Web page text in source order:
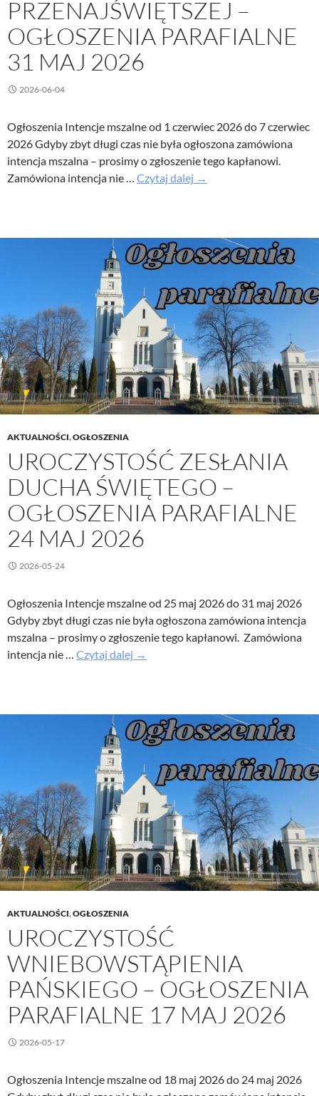
PRZENAJŚWIĘTSZEJ –
OGŁOSZENIA PARAFIALNE
31 MAJ 2026
2026-06-04
Ogłoszenia Intencje mszalne od 1 czerwiec 2026 do 7 czerwiec
2026 Gdyby zbyt długi czas nie była ogłoszona zamówiona
intencja mszalna – prosimy o zgłoszenie tego kapłanowi.
Zamówiona intencja nie … Czytaj dalej Uroczystość
Ogłoszenia
parafialne
maj
2026
→
AKTUALNOŚCI,OGŁOSZENIA
UROCZYSTOŚĆ ZESŁANIA
DUCHA ŚWIĘTEGO –
OGŁOSZENIA PARAFIALNE
24 MAJ 2026
2026-05-24
Ogłoszenia Intencje mszalne od 25 maj 2026 do 31 maj 2026
Gdyby zbyt długi czas nie była ogłoszona zamówiona intencja
mszalna – prosimy o zgłoszenie tego kapłanowi. Zamówiona
intencja nie … Czytaj dalej Uroczystość
–
Ogłoszenia
24
maj
2026
→
AKTUALNOŚCI,OGŁOSZENIA
UROCZYSTOŚĆ
WNIEBOWSTĄPIENIA
PAŃSKIEGO – OGŁOSZENIA
PARAFIALNE 17 MAJ 2026
2026-05-17
Ogłoszenia Intencje mszalne od 18 maj 2026 do 24 maj 2026